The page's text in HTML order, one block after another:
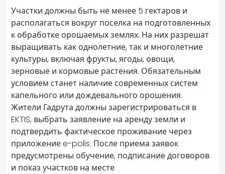
Участки должны быть не менее 5 гектаров и
располагаться вокруг поселка на подготовленных
к обработке орошаемых землях. На них разрешат
выращивать как однолетние, так и многолетние
культуры, включая фрукты, ягоды, овощи,
зерновые и кормовые растения. Обязательным
условием станет наличие современных систем
капельного или дождевального орошения.
Жители Гадрута должны зарегистрироваться в
EKTIS, выбрать заявление на аренду земли и
подтвердить фактическое проживание через
приложение e-polis. После приема заявок
предусмотрены обучение, подписание договоров
и показ участков на месте.